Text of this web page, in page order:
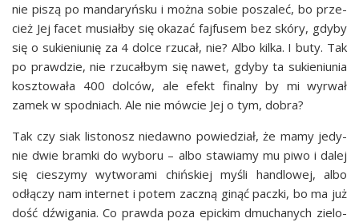
nie piszą po man­da­ryń­sku i moż­na sobie posza­leć, bo prze­
cież Jej facet musiał­by się oka­zać faj­fu­sem bez skó­ry, gdy­by
się o sukie­niu­nię za 4 dolce rzu­cał, nie? Albo kil­ka. I buty. Tak
po praw­dzie, nie rzu­cał­bym się nawet, gdy­by ta sukie­niu­nia
kosz­to­wa­ła 400 dolców, ale efekt final­ny by mi wyrwał
zamek w spodniach. Ale nie mów­cie Jej o tym, dobra?
Tak czy siak listo­nosz nie­daw­no powie­dział, że mamy jedy­
nie dwie bram­ki do wybo­ru – albo sta­wia­my mu piwo i dalej
się cie­szy­my wytwo­ra­mi chiń­skiej myśli han­dlo­wej, albo
odłą­czy nam inter­net i potem zaczną ginąć pacz­ki, bo ma już
dość dźwi­ga­nia. Co praw­da poza epic­kim dmu­cha­nych zie­lo­